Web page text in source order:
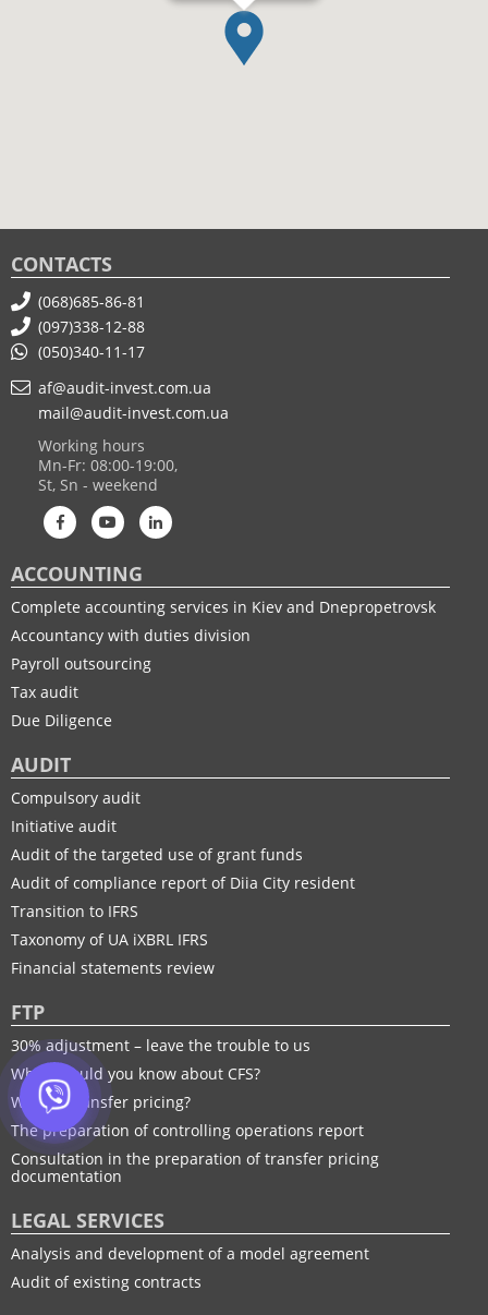
CONTACTS
(068)685-86-81
(097)338-12-88
(050)340-11-17
af@audit-invest.com.ua
mail@audit-invest.com.ua
Working hours
Mn-Fr: 08:00-19:00,
St, Sn - weekend
ACCOUNTING
Complete accounting services in Kiev and Dnepropetrovsk
Accountancy with duties division
Payroll outsourcing
Tax audit
Due Diligence
AUDIT
Compulsory audit
Initiative audit
Audit of the targeted use of grant funds
Audit of compliance report of Diia City resident
Transition to IFRS
Taxonomy of UA іXBRL IFRS
Financial statements review
FTP
30% adjustment – leave the trouble to us
What should you know about CFS?
What is transfer pricing?
The preparation of controlling operations report
Consultation in the preparation of transfer pricing
documentation
LEGAL SERVICES
Analysis and development of a model agreement
Audit of existing contracts